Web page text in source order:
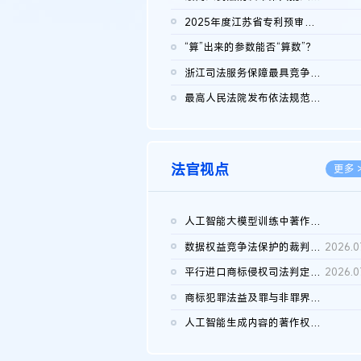
2025年度江苏省专利预审典型案例
“算”出来的参数能否“算数”？
浙江司法服务保障最具竞争力营商环境建设典型案例（第二批）含侵...
最高人民法院发布依法规范平台经营、保护消费者合法权益典型案例...
法官视点 更多
人工智能大模型训练中著作权的合理使用
数据权益竞争法保护的裁判路径构建
平行进口商标侵权司法判定规则的困境与纾解
商标犯罪法益及罪与非罪界限研究
人工智能生成内容的著作权司法认定：演进逻辑、现实困境与规则建...